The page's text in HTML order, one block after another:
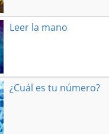
Leer la mano
¿Cuál es tu número?